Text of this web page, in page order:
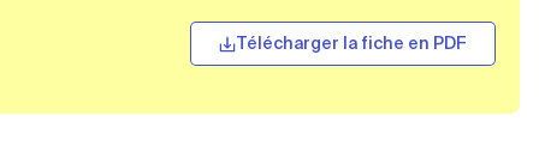
Télécharger la fiche en PDF